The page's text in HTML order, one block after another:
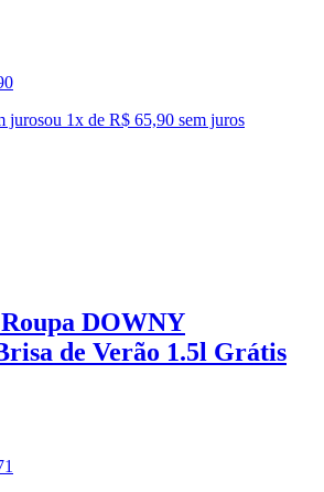
jurosou 1x de R$ 65,90 sem juros
DOWNY
de Verão 1.5l Grátis